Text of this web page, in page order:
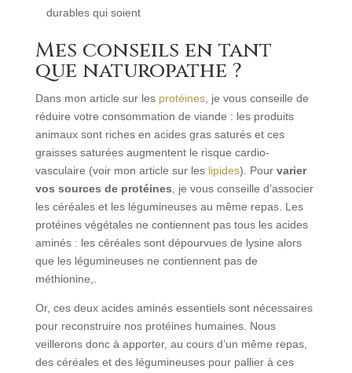
durables qui soient
Mes conseils en tant
que naturopathe ?
Dans mon article sur les protéines, je vous conseille de
réduire votre consommation de viande : les produits
animaux sont riches en acides gras saturés et ces
graisses saturées augmentent le risque cardio-
vasculaire (voir mon article sur les lipides). Pour varier
vos sources de protéines , je vous conseille d’associer
les céréales et les légumineuses au même repas. Les
protéines végétales ne contiennent pas tous les acides
aminés : les céréales sont dépourvues de lysine alors
que les légumineuses ne contiennent pas de
méthionine,.
Or, ces deux acides aminés essentiels sont nécessaires
pour reconstruire nos protéines humaines. Nous
veillerons donc à apporter, au cours d’un même repas,
des céréales et des légumineuses pour pallier à ces